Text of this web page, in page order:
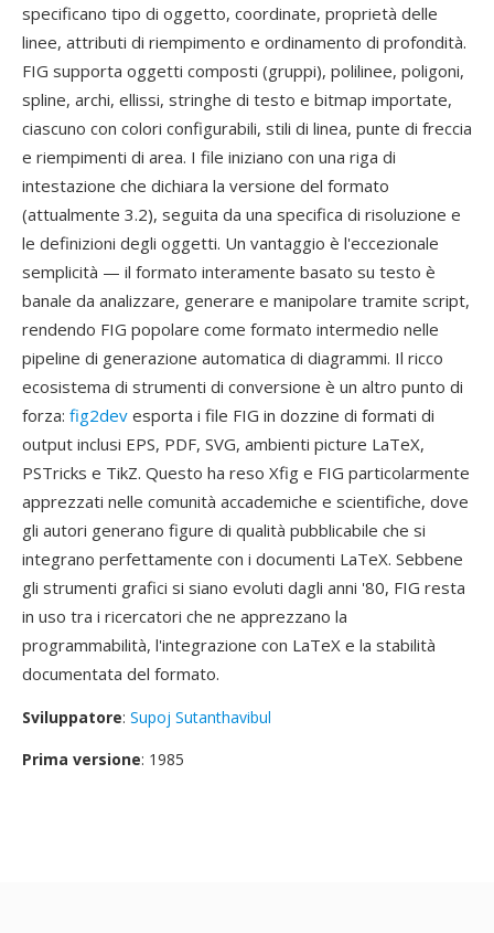
specificano tipo di oggetto, coordinate, proprietà delle
linee, attributi di riempimento e ordinamento di profondità.
FIG supporta oggetti composti (gruppi), polilinee, poligoni,
spline, archi, ellissi, stringhe di testo e bitmap importate,
ciascuno con colori configurabili, stili di linea, punte di freccia
e riempimenti di area. I file iniziano con una riga di
intestazione che dichiara la versione del formato
(attualmente 3.2), seguita da una specifica di risoluzione e
le definizioni degli oggetti. Un vantaggio è l'eccezionale
semplicità — il formato interamente basato su testo è
banale da analizzare, generare e manipolare tramite script,
rendendo FIG popolare come formato intermedio nelle
pipeline di generazione automatica di diagrammi. Il ricco
ecosistema di strumenti di conversione è un altro punto di
forza: fig2dev esporta i file FIG in dozzine di formati di
output inclusi EPS, PDF, SVG, ambienti picture LaTeX,
PSTricks e TikZ. Questo ha reso Xfig e FIG particolarmente
apprezzati nelle comunità accademiche e scientifiche, dove
gli autori generano figure di qualità pubblicabile che si
integrano perfettamente con i documenti LaTeX. Sebbene
gli strumenti grafici si siano evoluti dagli anni '80, FIG resta
in uso tra i ricercatori che ne apprezzano la
programmabilità, l'integrazione con LaTeX e la stabilità
documentata del formato.
Sviluppatore: Supoj Sutanthavibul
Prima versione: 1985